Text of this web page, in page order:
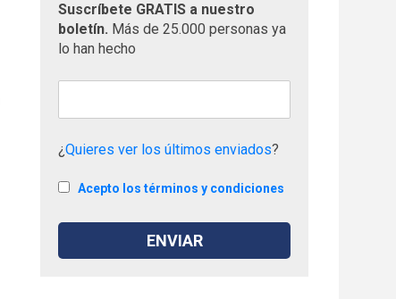
Suscríbete GRATIS a nuestro
boletín. Más de 25.000 personas ya
lo han hecho
¿Quieres ver los últimos enviados?
Acepto los términos y condiciones